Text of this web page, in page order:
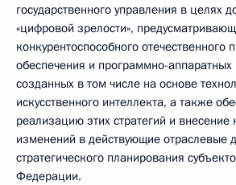
государственного управления в целях
«цифровой зрелости»,
конкурентоспособного отечественного
обеспечения и программно-
созданных в том числе на основе
искусственного интеллекта, а также
реализацию этих стратегий и
изменений в действующие отраслевые
стратегического планирования
Федерации.